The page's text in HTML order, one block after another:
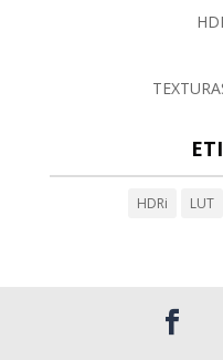
HDRi LUT